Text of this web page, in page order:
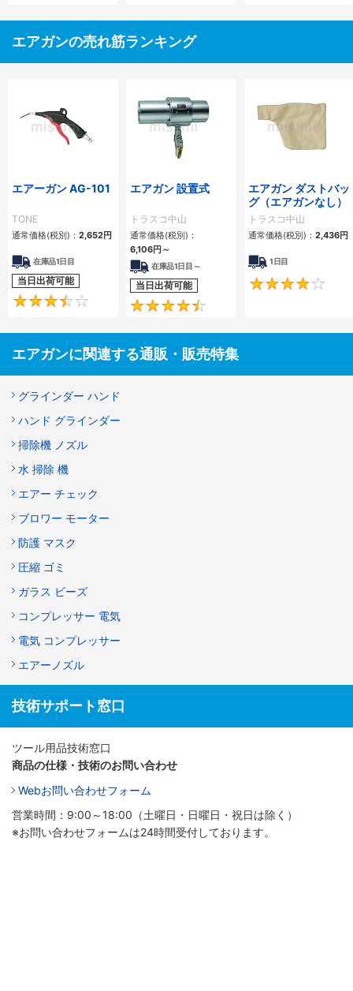
エアガンの売れ筋ランキング
エアーガン AG-101
TONE
通常価格(税別)： 2,652円
在庫品1日目
当日出荷可能
3.5
エアガン 設置式
トラスコ中山
通常価格(税別)：
6,106円 ～
在庫品1日目～
当日出荷可能
エアガン ダストバッ
グ（エアガンなし）
トラスコ中山
通常価格(税別)： 2,436円
1日目
エアガンに関連する通販・販売特集
グラインダー ハンド
ハンド グラインダー
掃除機 ノズル
水 掃除 機
エアー チェック
ブロワー モーター
防護 マスク
圧縮 ゴミ
ガラス ビーズ
コンプレッサー 電気
電気 コンプレッサー
エアーノズル
技術サポート窓口
ツール用品技術窓口
商品の仕様・技術のお問い合わせ
Webお問い合わせフォーム
営業時間：9:00～18:00（土曜日・日曜日・祝日は除く）
※お問い合わせフォームは24時間受付しております。